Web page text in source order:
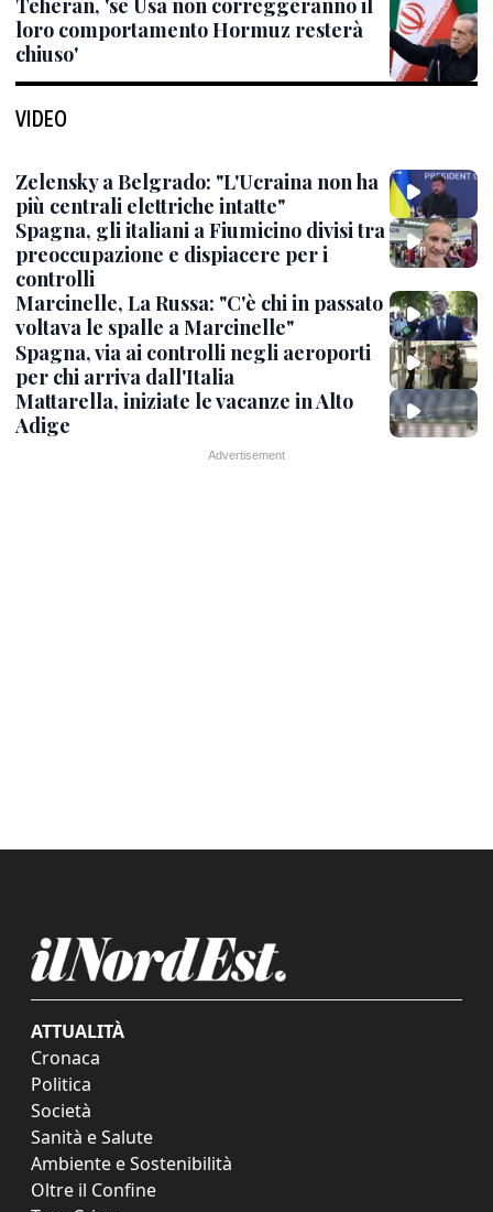
Teheran, 'se Usa non correggeranno il
loro comportamento Hormuz resterà
chiuso'
VIDEO
Zelensky a Belgrado: "L'Ucraina non ha
più centrali elettriche intatte"
Spagna, gli italiani a Fiumicino divisi tra
preoccupazione e dispiacere per i
controlli
Marcinelle, La Russa: "C'è chi in passato
voltava le spalle a Marcinelle"
Spagna, via ai controlli negli aeroporti
per chi arriva dall'Italia
Mattarella, iniziate le vacanze in Alto
Adige
ATTUALITÀ
Cronaca
Politica
Società
Sanità e Salute
Ambiente e Sostenibilità
Oltre il Confine